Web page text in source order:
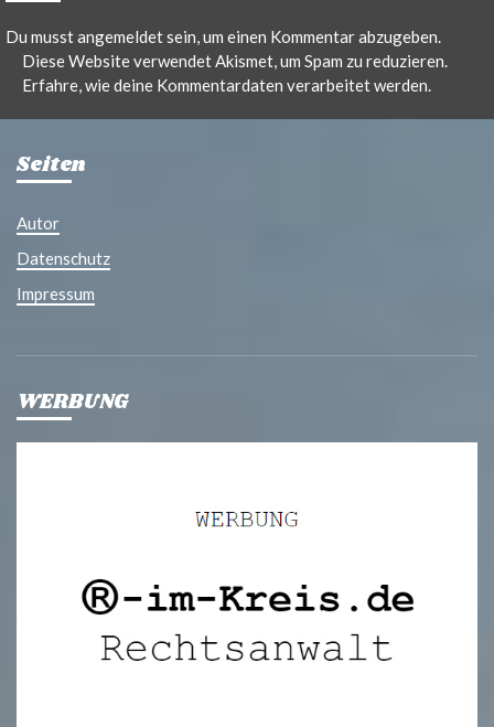
Du musstangemeldetsein, um einen Kommentar abzugeben.
Diese Website verwendet Akismet, um Spam zu reduzieren.
Erfahre, wie deine Kommentardaten verarbeitet werden.
Seiten
Autor
Datenschutz
Impressum
WERBUNG